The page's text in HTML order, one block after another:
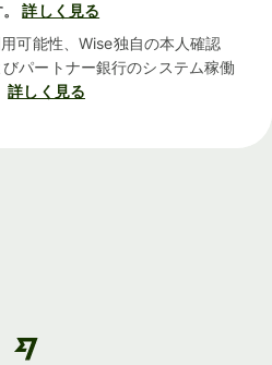
詳しく見る
可能性、Wise独自の本人確認
パートナー銀行のシステム稼働
詳しく見る